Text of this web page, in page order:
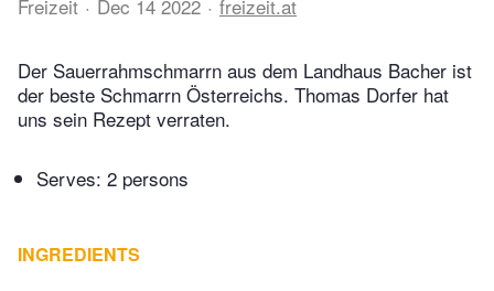
Freizeit Dec 14 2022 freizeit.at
Der Sauerrahmschmarrn aus dem Landhaus Bacher ist
der beste Schmarrn Österreichs. Thomas Dorfer hat
uns sein Rezept verraten.
Serves: 2 persons
INGREDIENTS